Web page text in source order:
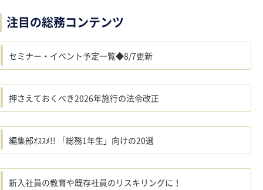
注目の総務コンテンツ
セミナー・イベント予定一覧◆8/7更新
押さえておくべき2026年施行の法令改正
編集部ｵｽｽﾒ!! 「総務1年生」向けの20選
新入社員の教育や既存社員のリスキリングに！